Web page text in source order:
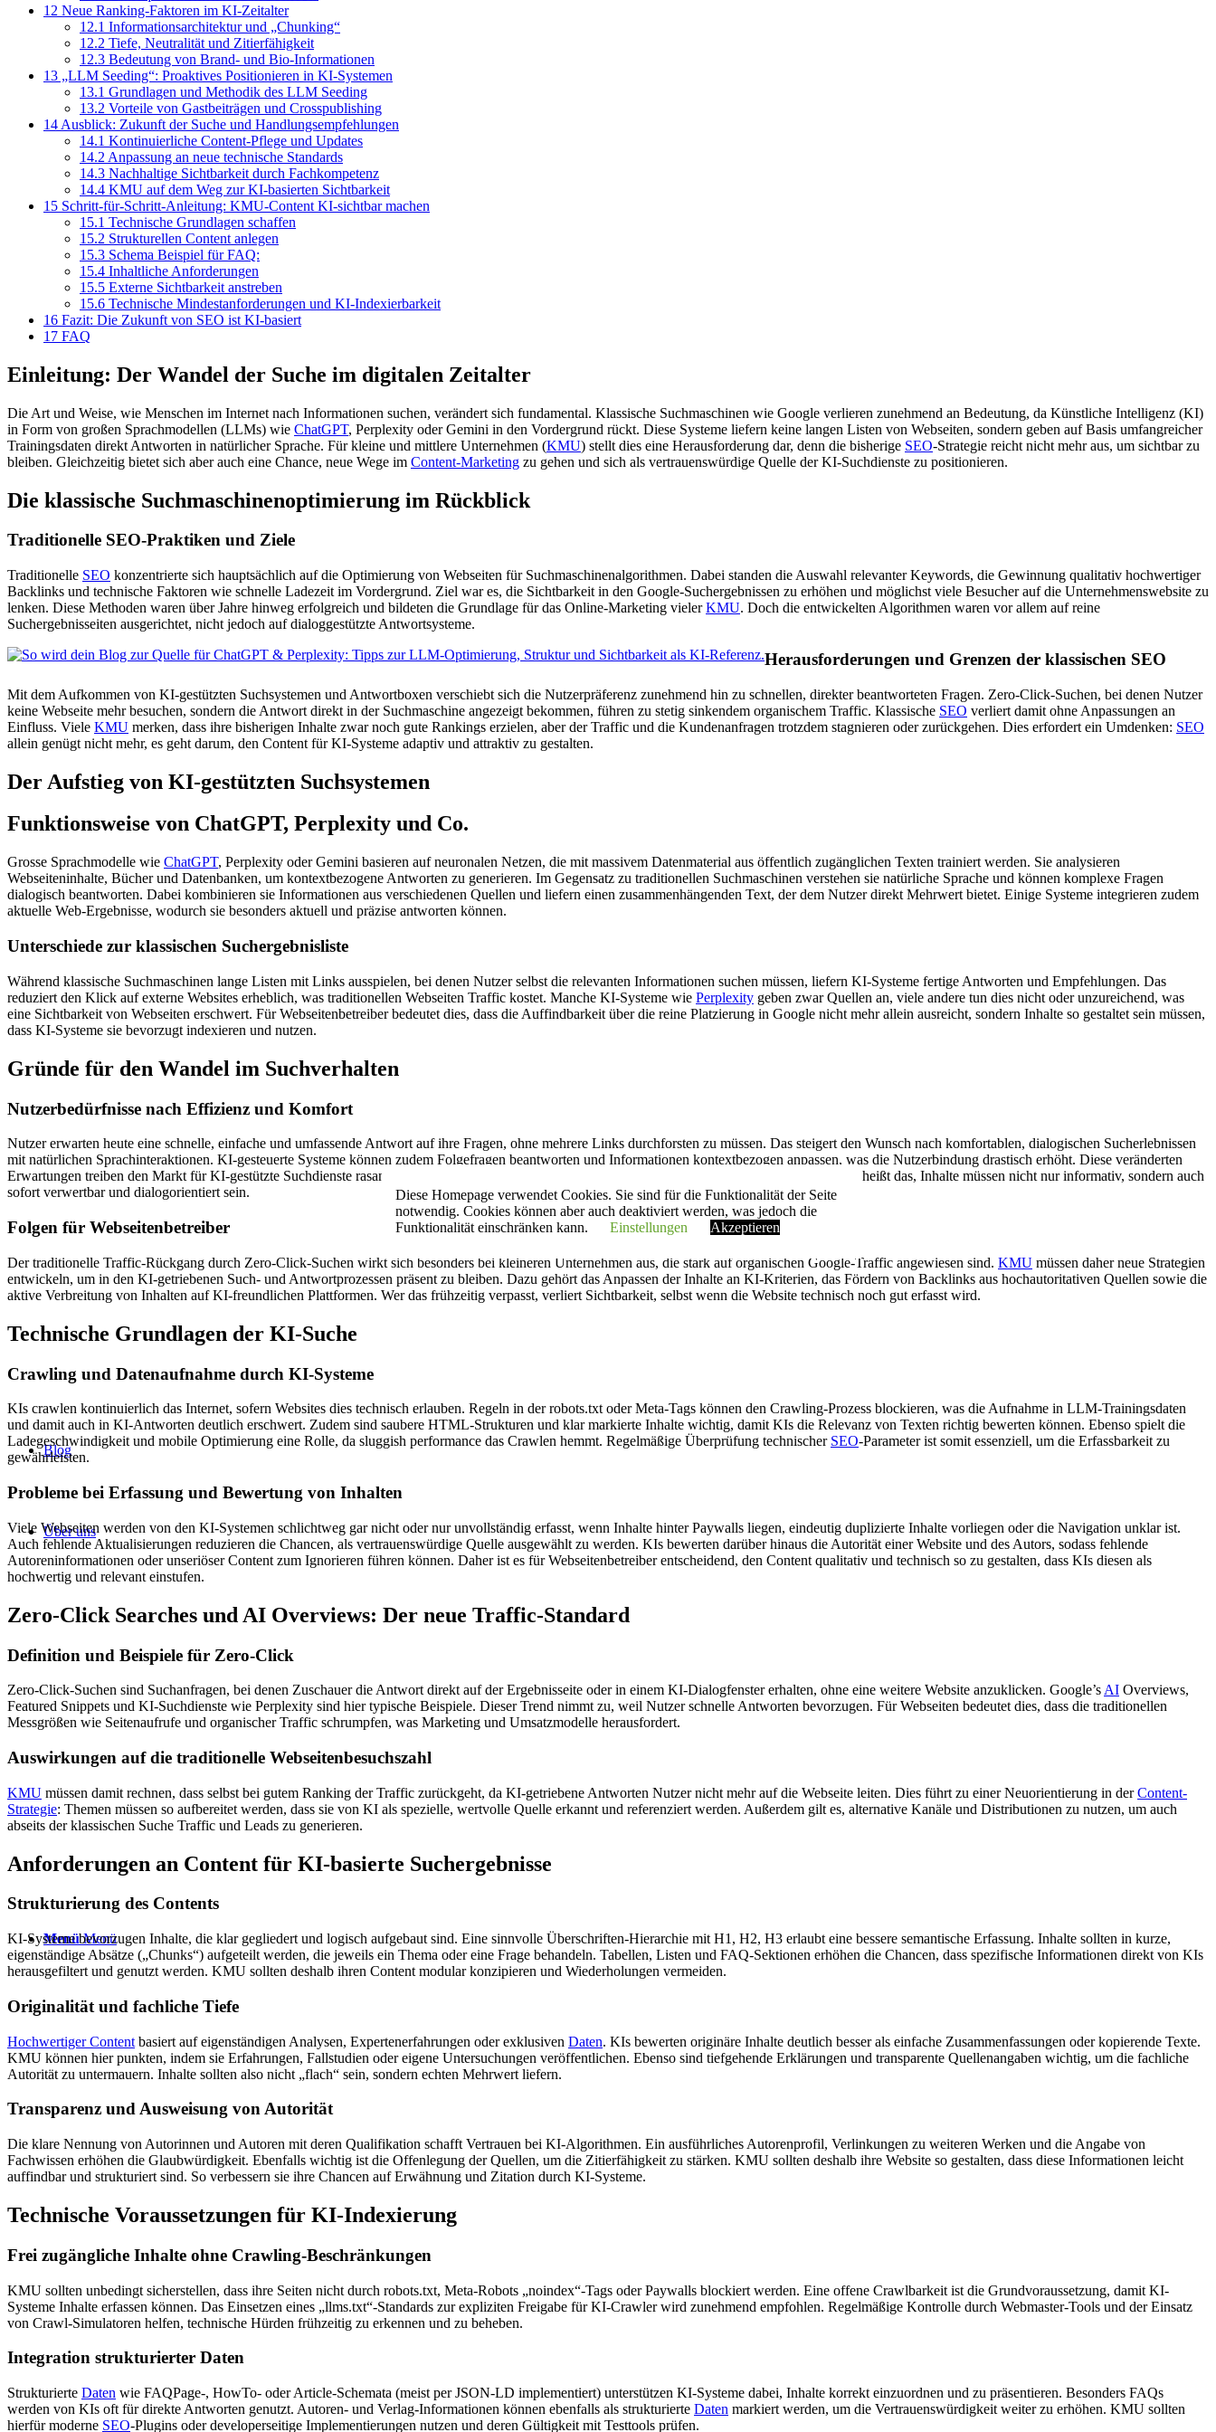
Blog
Über uns
Menü Menü
12 Neue Ranking-Faktoren im KI-Zeitalter
12.1 Informationsarchitektur und „Chunking“
12.2 Tiefe, Neutralität und Zitierfähigkeit
12.3 Bedeutung von Brand- und Bio-Informationen
13 „LLM Seeding“: Proaktives Positionieren in KI-Systemen
13.1 Grundlagen und Methodik des LLM Seeding
13.2 Vorteile von Gastbeiträgen und Crosspublishing
14 Ausblick: Zukunft der Suche und Handlungsempfehlungen
14.1 Kontinuierliche Content-Pflege und Updates
14.2 Anpassung an neue technische Standards
14.3 Nachhaltige Sichtbarkeit durch Fachkompetenz
14.4 KMU auf dem Weg zur KI-basierten Sichtbarkeit
15 Schritt-für-Schritt-Anleitung: KMU-Content KI-sichtbar machen
15.1 Technische Grundlagen schaffen
15.2 Strukturellen Content anlegen
15.3 Schema Beispiel für FAQ:
15.4 Inhaltliche Anforderungen
15.5 Externe Sichtbarkeit anstreben
15.6 Technische Mindestanforderungen und KI-Indexierbarkeit
16 Fazit: Die Zukunft von SEO ist KI-basiert
17 FAQ
Einleitung: Der Wandel der Suche im digitalen Zeitalter
Die Art und Weise, wie Menschen im Internet nach Informationen suchen, verändert sich fundamental. Klassische Suchmaschinen wie Google verlieren zunehmend an Bedeutung, da Künstliche Intelligenz (KI)
in Form von großen Sprachmodellen (LLMs) wie ChatGPT, Perplexity oder Gemini in den Vordergrund rückt. Diese Systeme liefern keine langen Listen von Webseiten, sondern geben auf Basis umfangreicher
Trainingsdaten direkt Antworten in natürlicher Sprache. Für kleine und mittlere Unternehmen (KMU) stellt dies eine Herausforderung dar, denn die bisherige SEO-Strategie reicht nicht mehr aus, um sichtbar zu
bleiben. Gleichzeitig bietet sich aber auch eine Chance, neue Wege im Content-Marketing zu gehen und sich als vertrauenswürdige Quelle der KI-Suchdienste zu positionieren.
Die klassische Suchmaschinenoptimierung im Rückblick
Traditionelle SEO-Praktiken und Ziele
Traditionelle SEO konzentrierte sich hauptsächlich auf die Optimierung von Webseiten für Suchmaschinenalgorithmen. Dabei standen die Auswahl relevanter Keywords, die Gewinnung qualitativ hochwertiger
Backlinks und technische Faktoren wie schnelle Ladezeit im Vordergrund. Ziel war es, die Sichtbarkeit in den Google-Suchergebnissen zu erhöhen und möglichst viele Besucher auf die Unternehmenswebsite zu
lenken. Diese Methoden waren über Jahre hinweg erfolgreich und bildeten die Grundlage für das Online-Marketing vielerKMU. Doch die entwickelten Algorithmen waren vor allem auf reine
Suchergebnisseiten ausgerichtet, nicht jedoch auf dialoggestützte Antwortsysteme.
Herausforderungen und Grenzen der klassischen SEO
Mit dem Aufkommen von KI-gestützten Suchsystemen und Antwortboxen verschiebt sich die Nutzerpräferenz zunehmend hin zu schnellen, direkter beantworteten Fragen. Zero-Click-Suchen, bei denen Nutzer
keine Webseite mehr besuchen, sondern die Antwort direkt in der Suchmaschine angezeigt bekommen, führen zu stetig sinkendem organischem Traffic. Klassische SEO verliert damit ohne Anpassungen an
Einfluss. Viele KMU merken, dass ihre bisherigen Inhalte zwar noch gute Rankings erzielen, aber der Traffic und die Kundenanfragen trotzdem stagnieren oder zurückgehen. Dies erfordert ein Umdenken: SEO
allein genügt nicht mehr, es geht darum, den Content für KI-Systeme adaptiv und attraktiv zu gestalten.
Der Aufstieg von KI-gestützten Suchsystemen
Funktionsweise von ChatGPT, Perplexity und Co.
Grosse Sprachmodelle wie ChatGPT, Perplexity oder Gemini basieren auf neuronalen Netzen, die mit massivem Datenmaterial aus öffentlich zugänglichen Texten trainiert werden. Sie analysieren
Webseiteninhalte, Bücher und Datenbanken, um kontextbezogene Antworten zu generieren. Im Gegensatz zu traditionellen Suchmaschinen verstehen sie natürliche Sprache und können komplexe Fragen
dialogisch beantworten. Dabei kombinieren sie Informationen aus verschiedenen Quellen und liefern einen zusammenhängenden Text, der dem Nutzer direkt Mehrwert bietet. Einige Systeme integrieren zudem
aktuelle Web-Ergebnisse, wodurch sie besonders aktuell und präzise antworten können.
Unterschiede zur klassischen Suchergebnisliste
Während klassische Suchmaschinen lange Listen mit Links ausspielen, bei denen Nutzer selbst die relevanten Informationen suchen müssen, liefern KI-Systeme fertige Antworten und Empfehlungen. Das
reduziert den Klick auf externe Websites erheblich, was traditionellen Webseiten Traffic kostet. Manche KI-Systeme wie Perplexity geben zwar Quellen an, viele andere tun dies nicht oder unzureichend, was
eine Sichtbarkeit von Webseiten erschwert. Für Webseitenbetreiber bedeutet dies, dass die Auffindbarkeit über die reine Platzierung in Google nicht mehr allein ausreicht, sondern Inhalte so gestaltet sein müssen,
dass KI-Systeme sie bevorzugt indexieren und nutzen.
Gründe für den Wandel im Suchverhalten
Nutzerbedürfnisse nach Effizienz und Komfort
Nutzer erwarten heute eine schnelle, einfache und umfassende Antwort auf ihre Fragen, ohne mehrere Links durchforsten zu müssen. Das steigert den Wunsch nach komfortablen, dialogischen Sucherlebnissen
mit natürlichen Sprachinteraktionen. KI-gesteuerte Systeme können zudem Folgefragen beantworten und Informationen kontextbezogen anpassen, was die Nutzerbindung drastisch erhöht. Diese veränderten
Erwartungen treiben den Markt für KI-gestützte Suchdienste rasant voran und verändern die Art, wie Content erstellt und konsumiert wird. Für
heißt das, Inhalte müssen nicht nur informativ, sondern auch
sofort verwertbar und dialogorientiert sein.
Folgen für Webseitenbetreiber
Der traditionelle Traffic-Rückgang durch Zero-Click-Suchen wirkt sich besonders bei kleineren Unternehmen aus, die stark auf organischen Google-Traffic angewiesen sind. KMU müssen daher neue Strategien
entwickeln, um in den KI-getriebenen Such- und Antwortprozessen präsent zu bleiben. Dazu gehört das Anpassen der Inhalte an KI-Kriterien, das Fördern von Backlinks aus hochautoritativen Quellen sowie die
aktive Verbreitung von Inhalten auf KI-freundlichen Plattformen. Wer das frühzeitig verpasst, verliert Sichtbarkeit, selbst wenn die Website technisch noch gut erfasst wird.
Technische Grundlagen der KI-Suche
Crawling und Datenaufnahme durch KI-Systeme
KIs crawlen kontinuierlich das Internet, sofern Websites dies technisch erlauben. Regeln in der robots.txt oder Meta-Tags können den Crawling-Prozess blockieren, was die Aufnahme in LLM-Trainingsdaten
und damit auch in KI-Antworten deutlich erschwert. Zudem sind saubere HTML-Strukturen und klar markierte Inhalte wichtig, damit KIs die Relevanz von Texten richtig bewerten können. Ebenso spielt die
Ladegeschwindigkeit und mobile Optimierung eine Rolle, da sluggish performance das Crawlen hemmt. Regelmäßige Überprüfung technischer SEO-Parameter ist somit essenziell, um die Erfassbarkeit zu
gewährleisten.
Probleme bei Erfassung und Bewertung von Inhalten
Viele Webseiten werden von den KI-Systemen schlichtweg gar nicht oder nur unvollständig erfasst, wenn Inhalte hinter Paywalls liegen, eindeutig duplizierte Inhalte vorliegen oder die Navigation unklar ist.
Auch fehlende Aktualisierungen reduzieren die Chancen, als vertrauenswürdige Quelle ausgewählt zu werden. KIs bewerten darüber hinaus die Autorität einer Website und des Autors, sodass fehlende
Autoreninformationen oder unseriöser Content zum Ignorieren führen können. Daher ist es für Webseitenbetreiber entscheidend, den Content qualitativ und technisch so zu gestalten, dass KIs diesen als
hochwertig und relevant einstufen.
Zero-Click Searches und AI Overviews: Der neue Traffic-Standard
Definition und Beispiele für Zero-Click
Zero-Click-Suchen sind Suchanfragen, bei denen Zuschauer die Antwort direkt auf der Ergebnisseite oder in einem KI-Dialogfenster erhalten, ohne eine weitere Website anzuklicken. Google’s AI Overviews,
Featured Snippets und KI-Suchdienste wie Perplexity sind hier typische Beispiele. Dieser Trend nimmt zu, weil Nutzer schnelle Antworten bevorzugen. Für Webseiten bedeutet dies, dass die traditionellen
Messgrößen wie Seitenaufrufe und organischer Traffic schrumpfen, was Marketing und Umsatzmodelle herausfordert.
Auswirkungen auf die traditionelle Webseitenbesuchszahl
KMU müssen damit rechnen, dass selbst bei gutem Ranking der Traffic zurückgeht, da KI-getriebene Antworten Nutzer nicht mehr auf die Webseite leiten. Dies führt zu einer Neuorientierung in derContent-
Strategie: Themen müssen so aufbereitet werden, dass sie von KI als spezielle, wertvolle Quelle erkannt und referenziert werden. Außerdem gilt es, alternative Kanäle und Distributionen zu nutzen, um auch
abseits der klassischen Suche Traffic und Leads zu generieren.
Anforderungen an Content für KI-basierte Suchergebnisse
Strukturierung des Contents
KI-Systeme bevorzugen Inhalte, die klar gegliedert und logisch aufgebaut sind. Eine sinnvolle Überschriften-Hierarchie mit H1, H2, H3 erlaubt eine bessere semantische Erfassung. Inhalte sollten in kurze,
eigenständige Absätze („Chunks“) aufgeteilt werden, die jeweils ein Thema oder eine Frage behandeln. Tabellen, Listen und FAQ-Sektionen erhöhen die Chancen, dass spezifische Informationen direkt von KIs
herausgefiltert und genutzt werden. KMU sollten deshalb ihren Content modular konzipieren und Wiederholungen vermeiden.
Originalität und fachliche Tiefe
Hochwertiger Content basiert auf eigenständigen Analysen, Expertenerfahrungen oder exklusiven Daten. KIs bewerten originäre Inhalte deutlich besser als einfache Zusammenfassungen oder kopierende Texte.
KMU können hier punkten, indem sie Erfahrungen, Fallstudien oder eigene Untersuchungen veröffentlichen. Ebenso sind tiefgehende Erklärungen und transparente Quellenangaben wichtig, um die fachliche
Autorität zu untermauern. Inhalte sollten also nicht „flach“ sein, sondern echten Mehrwert liefern.
Transparenz und Ausweisung von Autorität
Die klare Nennung von Autorinnen und Autoren mit deren Qualifikation schafft Vertrauen bei KI-Algorithmen. Ein ausführliches Autorenprofil, Verlinkungen zu weiteren Werken und die Angabe von
Fachwissen erhöhen die Glaubwürdigkeit. Ebenfalls wichtig ist die Offenlegung der Quellen, um die Zitierfähigkeit zu stärken. KMU sollten deshalb ihre Website so gestalten, dass diese Informationen leicht
auffindbar und strukturiert sind. So verbessern sie ihre Chancen auf Erwähnung und Zitation durch KI-Systeme.
Technische Voraussetzungen für KI-Indexierung
Frei zugängliche Inhalte ohne Crawling-Beschränkungen
KMU sollten unbedingt sicherstellen, dass ihre Seiten nicht durch robots.txt, Meta-Robots „noindex“-Tags oder Paywalls blockiert werden. Eine offene Crawlbarkeit ist die Grundvoraussetzung, damit KI-
Systeme Inhalte erfassen können. Das Einsetzen eines „llms.txt“-Standards zur expliziten Freigabe für KI-Crawler wird zunehmend empfohlen. Regelmäßige Kontrolle durch Webmaster-Tools und der Einsatz
von Crawl-Simulatoren helfen, technische Hürden frühzeitig zu erkennen und zu beheben.
Integration strukturierter Daten
Strukturierte Daten wie FAQPage-, HowTo- oder Article-Schemata (meist per JSON-LD implementiert) unterstützen KI-Systeme dabei, Inhalte korrekt einzuordnen und zu präsentieren. Besonders FAQs
werden von KIs oft für direkte Antworten genutzt. Autoren- und Verlag-Informationen können ebenfalls als strukturierte Daten markiert werden, um die Vertrauenswürdigkeit weiter zu erhöhen. KMU sollten
hierfür moderne SEO-Plugins oder developerseitige Implementierungen nutzen und deren Gültigkeit mit Testtools prüfen.
Diese Homepage verwendet Cookies. Sie sind für die Funktionalität der Seite
notwendig. Cookies können aber auch deaktiviert werden, was jedoch die
Funktionalität einschränken kann.
Einstellungen Akzeptieren